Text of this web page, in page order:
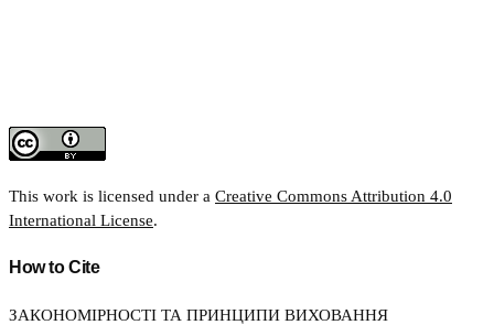
This work is licensed under a Creative Commons Attribution 4.0
International License.
How to Cite
ЗАКОНОМІРНОСТІ ТА ПРИНЦИПИ ВИХОВАННЯ